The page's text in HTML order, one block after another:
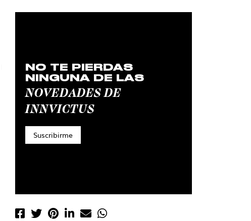
NO TE PIERDAS
NINGUNA DE LAS
NOVEDADES DE
INNVICTUS
Suscribirme